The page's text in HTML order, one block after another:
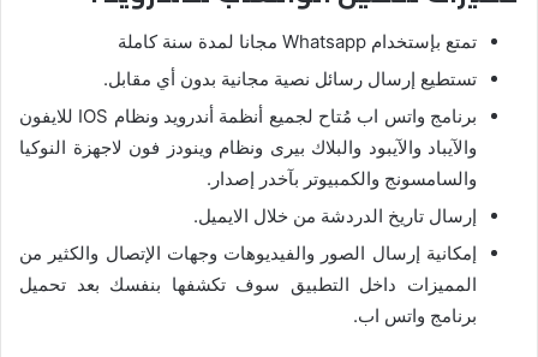
تمتع بإستخدام Whatsapp مجانا لمدة سنة كاملة
تستطيع إرسال رسائل نصية مجانية بدون أي مقابل.
برنامج واتس اب مُتاح لجميع أنظمة أندرويد ونظام IOS للايفون
والآيباد والآيبود والبلاك بيرى ونظام وينودز فون لاجهزة النوكيا
والسامسونج والكمبيوتر بآخدر إصدار.
إرسال تاريخ الدردشة من خلال الايميل.
إمكانية إرسال الصور والفيديوهات وجهات الإتصال والكثير من
المميزات داخل التطبيق سوف تكشفها بنفسك بعد تحميل
برنامج واتس اب.